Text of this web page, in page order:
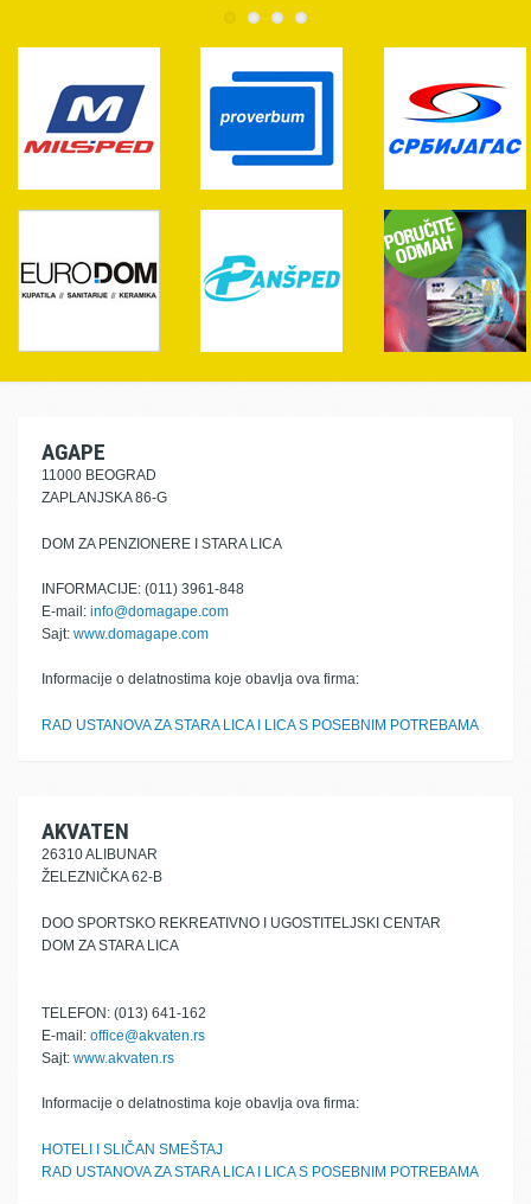
AGAPE
11000 BEOGRAD
ZAPLANJSKA 86-G
DOM ZA PENZIONERE I STARA LICA
INFORMACIJE: (011) 3961-848
E-mail: info@domagape.com
Sajt: www.domagape.com
Informacije o delatnostima koje obavlja ova firma:
RAD USTANOVA ZA STARA LICA I LICA S POSEBNIM POTREBAMA
AKVATEN
26310 ALIBUNAR
ŽELEZNIČKA 62-B
DOO SPORTSKO REKREATIVNO I UGOSTITELJSKI CENTAR
DOM ZA STARA LICA
TELEFON: (013) 641-162
E-mail: office@akvaten.rs
Sajt: www.akvaten.rs
Informacije o delatnostima koje obavlja ova firma:
HOTELI I SLIČAN SMEŠTAJ
RAD USTANOVA ZA STARA LICA I LICA S POSEBNIM POTREBAMA